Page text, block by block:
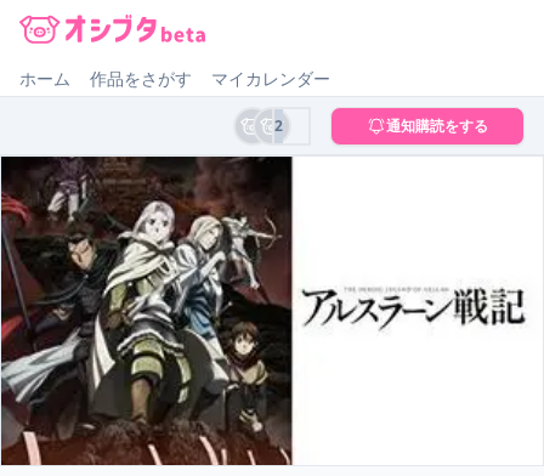
ホーム 作品をさがす マイカレンダー
2 通知購読をする